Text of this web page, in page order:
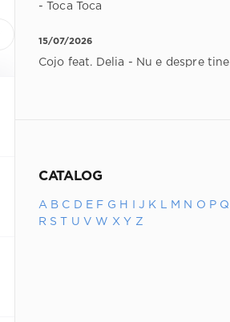
- Toca Toca
15/07/2026
Cojo feat. Delia - Nu e despre tine
CATALOG
A B C D E F G H J K M N O P Q
R S U V W X Y Z